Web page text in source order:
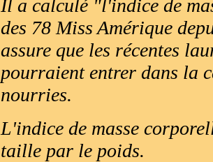
Il a calculé "l'indice de
des 78 Miss Amérique
assure que les récentes
pourraient entrer dans la
nourries.
L'indice de masse
taille par le poids.